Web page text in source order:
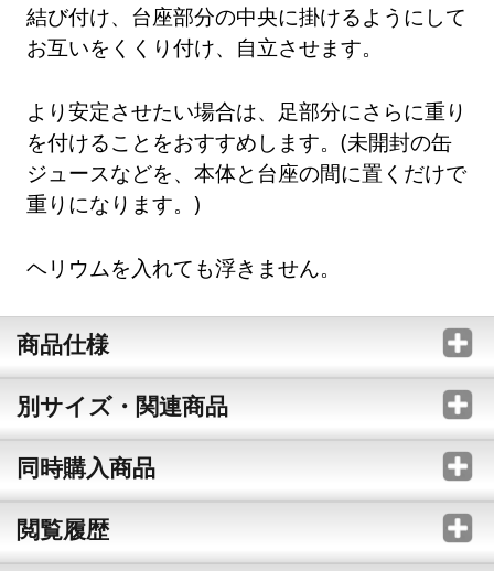
結び付け、台座部分の中央に掛けるようにして
お互いをくくり付け、自立させます。
より安定させたい場合は、足部分にさらに重り
を付けることをおすすめします。(未開封の缶
ジュースなどを、本体と台座の間に置くだけで
重りになります。)
ヘリウムを入れても浮きません。
商品仕様
別サイズ・関連商品
同時購入商品
閲覧履歴